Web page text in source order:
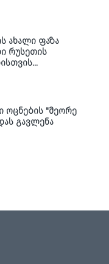
ახალი ფაზა
რუსეთის
ოცნების "მეორე
გავლენა